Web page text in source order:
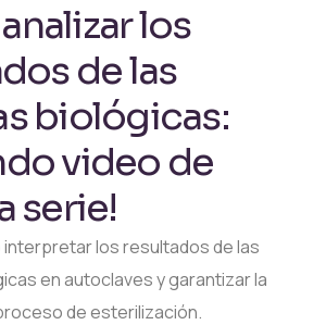
los
de las
biológicas:
video de
serie!
los resultados de las
en autoclaves y garantizar la
de esterilización.